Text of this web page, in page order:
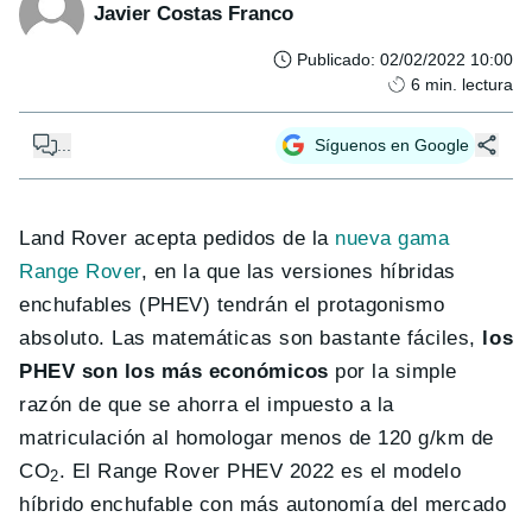
Javier Costas Franco
Publicado: 02/02/2022 10:00
6 min. lectura
Síguenos en Google
Land Rover acepta pedidos de la nueva gama
Range Rover, en la que las versiones híbridas
enchufables (PHEV) tendrán el protagonismo
absoluto. Las matemáticas son bastante fáciles, los
PHEV son los más económicos por la simple
razón de que se ahorra el impuesto a la
matriculación al homologar menos de 120 g/km de
CO2. El Range Rover PHEV 2022 es el modelo
híbrido enchufable con más autonomía del mercado